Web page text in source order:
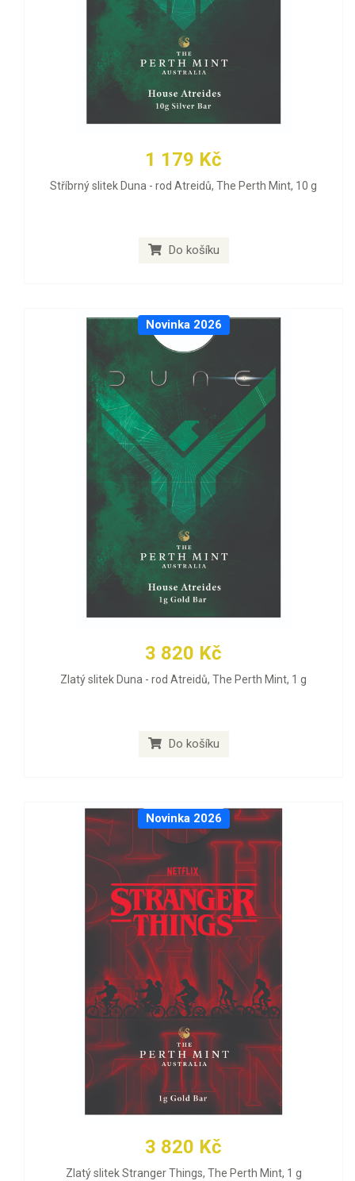
1 179 Kč
Stříbrný slitek Duna - rod Atreidů, The Perth Mint, 10 g
Do košíku
Novinka 2026
3 820 Kč
Zlatý slitek Duna - rod Atreidů, The Perth Mint, 1 g
Do košíku
Novinka 2026
3 820 Kč
Zlatý slitek Stranger Things, The Perth Mint, 1 g